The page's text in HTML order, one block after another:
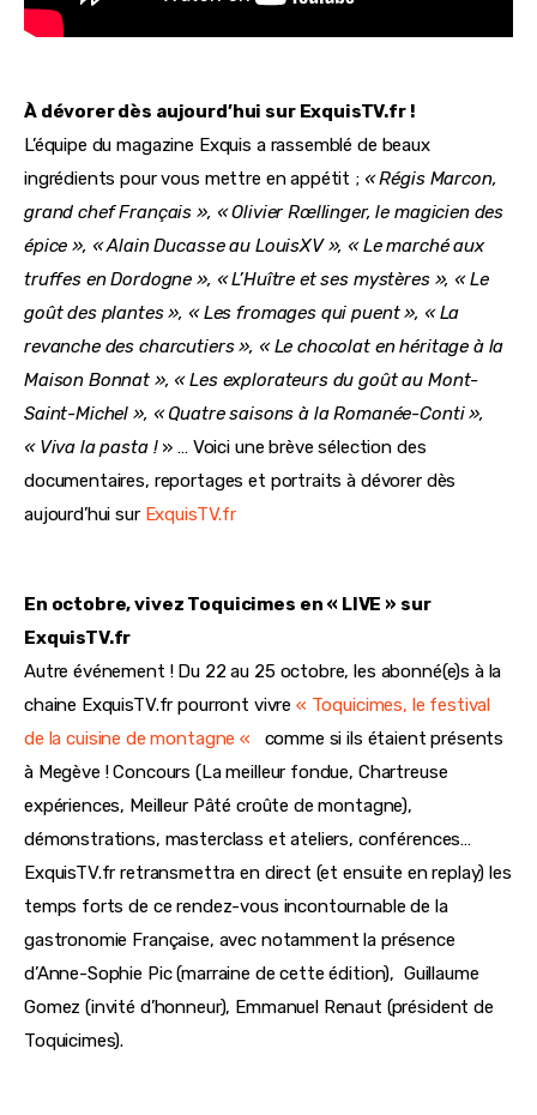
À dévorer dès aujourd’hui sur ExquisTV.fr !
L’équipe du magazine Exquis a rassemblé de beaux
ingrédients pour vous mettre en appétit ; « Régis Marcon,
grand chef Français », « Olivier Rœllinger, le magicien des
épice », « Alain Ducasse au LouisXV », « Le marché aux
truffes en Dordogne », « L’Huître et ses mystères », « Le
goût des plantes », « Les fromages qui puent », « La
revanche des charcutiers », « Le chocolat en héritage à la
Maison Bonnat », « Les explorateurs du goût au Mont-
Saint-Michel », « Quatre saisons à la Romanée-Conti »,
« Viva la pasta !» … Voici une brève sélection des
documentaires, reportages et portraits à dévorer dès
aujourd’hui sur ExquisTV.fr
En octobre, vivez Toquicimes en « LIVE » sur
ExquisTV.fr
Autre événement ! Du 22 au 25 octobre, les abonné(e)s à la
chaine ExquisTV.fr pourront vivre « Toquicimes, le festival
de la cuisine de montagne «
comme si ils étaient présents
à Megève ! Concours (La meilleur fondue, Chartreuse
expériences, Meilleur Pâté croûte de montagne),
démonstrations, masterclass et ateliers, conférences…
ExquisTV.fr retransmettra en direct (et ensuite en replay) les
temps forts de ce rendez-vous incontournable de la
gastronomie Française, avec notamment la présence
d’Anne-Sophie Pic (marraine de cette édition), Guillaume
Gomez (invité d’honneur), Emmanuel Renaut (président de
Toquicimes).